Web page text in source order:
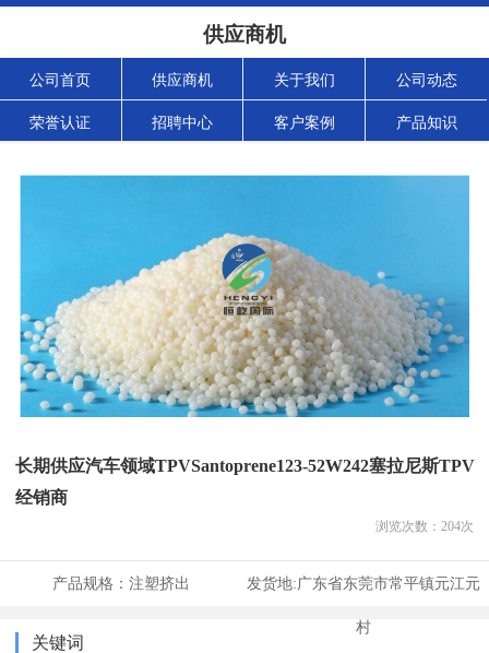
供应商机
公司首页 供应商机 关于我们 公司动态
荣誉认证 招聘中心 客户案例 产品知识
长期供应汽车领域TPVSantoprene123-52W242塞拉尼斯TPV
经销商
浏览次数： 204次
产品规格： 注塑挤出 发货地:广东省东莞市常平镇元江元
村
关键词